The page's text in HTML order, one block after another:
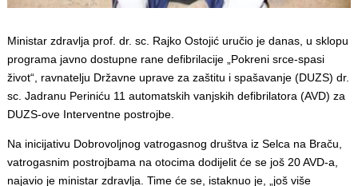
Ministar zdravlja prof. dr. sc. Rajko Ostojić uručio je danas, u sklopu
programa javno dostupne rane defibrilacije „Pokreni srce-spasi
život“, ravnatelju Državne uprave za zaštitu i spašavanje (DUZS) dr.
sc. Jadranu Periniću 11 automatskih vanjskih defibrilatora (AVD) za
DUZS-ove Interventne postrojbe.
Na inicijativu Dobrovoljnog vatrogasnog društva iz Selca na Braču,
vatrogasnim postrojbama na otocima dodijelit će se još 20 AVD-a,
najavio je ministar zdravlja. Time će se, istaknuo je, „još više